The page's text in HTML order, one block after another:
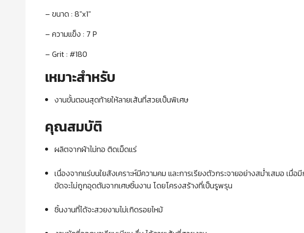
– ขนาด : 8″x1″
– ความแข็ง : 7 P
– Grit : #180
เหมาะสำหรับ
งานขั้นตอนสุดท้ายให้ลายเส้นที่สวยเป็นพิเศษ
คุณสมบัติ
ผลิตจากผ้าไม่ทอ ติดเม็ดแร่
เนื่องจากแร่บนใยสังเคราะห์มีความคม และการเรียงตัวกระจายอย่างสม่ำเสมอ เ
ขัดจะไม่ถูกอุดตันจากเศษชิ้นงาน โดยโครงสร้างที่เป็นรูพรุน
ชิ้นงานที่ได้จะสวยงามไม่เกิดรอยไหม้